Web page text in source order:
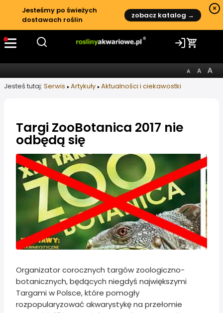
Jesteśmy po świeżych
dostawach roślin
zobacz katalog →
×
Jesteś tutaj: Serwis Artykuły Aktualności i ciekawostki
Targi ZooBotanica 2017 nie
odbędą się
Organizator corocznych targów zoologiczno-
botanicznych, będących niegdyś największymi
Targami w Polsce, które pomogły
rozpopularyzować akwarystykę na przełomie